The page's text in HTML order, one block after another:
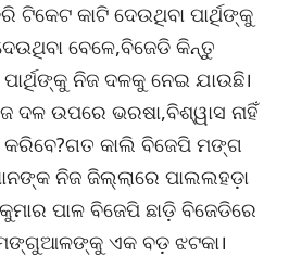
ଟିକେଟ କାଟି ଦେଉଥିବା ପାର୍ଥିଙ୍କୁ
ବେଳେ,ବିଜେଡି କିନ୍ତୁ
ନିଜ ଦଳକୁ ନେଇ ଯାଉଛି।
ଦଳ ଉପରେ ଭରଷା,ବିଶ୍ୱାସ ନାହିଁ
କରିବେ?ଗତ କାଲି ବିଜେପି ମଙ୍ଗ
ନିଜ ଜିଲ୍ଲାରେ ପାଲଲହଡ଼ା
ପାଳ ବିଜେପି ଛାଡ଼ି ବିଜେଡିରେ
ଏକ ବଡ଼ ଝଟକା।